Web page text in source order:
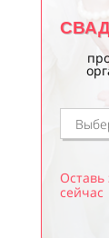
Оставь
сейчас